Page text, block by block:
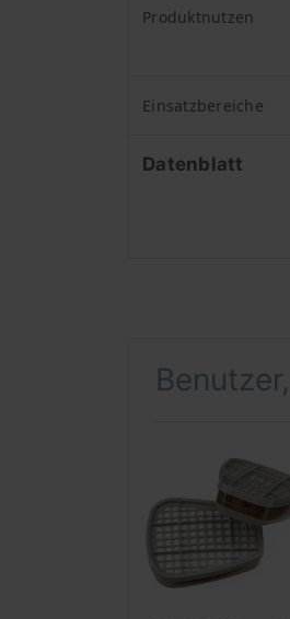
Produktnutzen
Einsatzbereiche
Datenblatt